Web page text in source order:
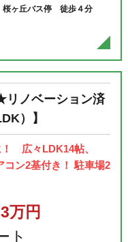
ヶ丘バス停 徒歩４分
ノベーション済
）】
広々LDK14帖、
コン2基付き！ 駐車場2
万円
ト